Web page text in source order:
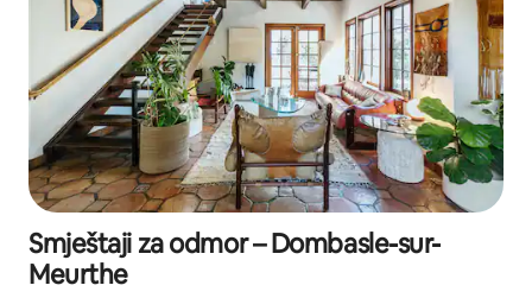
Smještaji za odmor – Dombasle-sur-
Meurthe